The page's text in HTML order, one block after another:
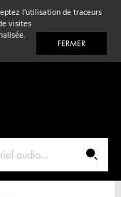
l'utilisation de traceurs
visites
FERMER